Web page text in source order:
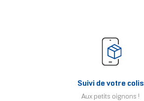
Suivi de votre colis
Aux petits oignons !